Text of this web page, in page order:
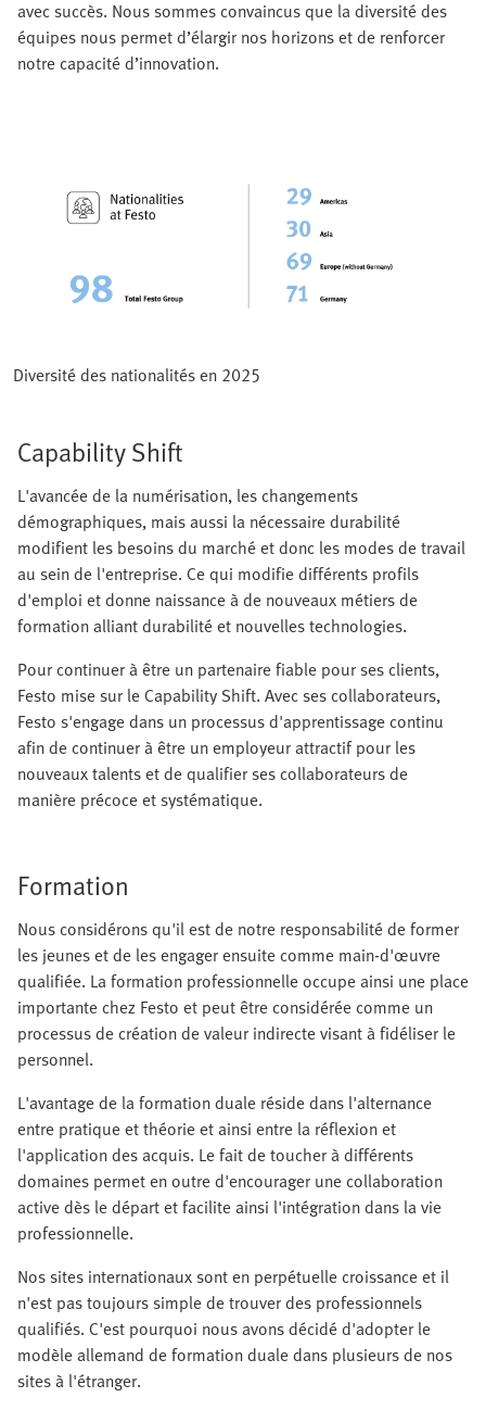
avec succès. Nous sommes convaincus que la diversité des
équipes nous permet d’élargir nos horizons et de renforcer
notre capacité d’innovation.
Diversité des nationalités en 2025
Capability Shift
L'avancée de la numérisation, les changements
démographiques, mais aussi la nécessaire durabilité
modifient les besoins du marché et donc les modes de travail
au sein de l'entreprise. Ce qui modifie différents profils
d'emploi et donne naissance à de nouveaux métiers de
formation alliant durabilité et nouvelles technologies.
Pour continuer à être un partenaire fiable pour ses clients,
Festo mise sur le Capability Shift. Avec ses collaborateurs,
Festo s'engage dans un processus d'apprentissage continu
afin de continuer à être un employeur attractif pour les
nouveaux talents et de qualifier ses collaborateurs de
manière précoce et systématique.
Formation
Nous considérons qu'il est de notre responsabilité de former
les jeunes et de les engager ensuite comme main-d'œuvre
qualifiée. La formation professionnelle occupe ainsi une place
importante chez Festo et peut être considérée comme un
processus de création de valeur indirecte visant à fidéliser le
personnel.
L'avantage de la formation duale réside dans l'alternance
entre pratique et théorie et ainsi entre la réflexion et
l'application des acquis. Le fait de toucher à différents
domaines permet en outre d'encourager une collaboration
active dès le départ et facilite ainsi l'intégration dans la vie
professionnelle.
Nos sites internationaux sont en perpétuelle croissance et il
n'est pas toujours simple de trouver des professionnels
qualifiés. C'est pourquoi nous avons décidé d'adopter le
modèle allemand de formation duale dans plusieurs de nos
sites à l'étranger.